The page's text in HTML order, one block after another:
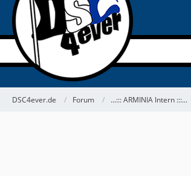
DSC4ever.de Forum ...::: ARMINIA Intern :::...